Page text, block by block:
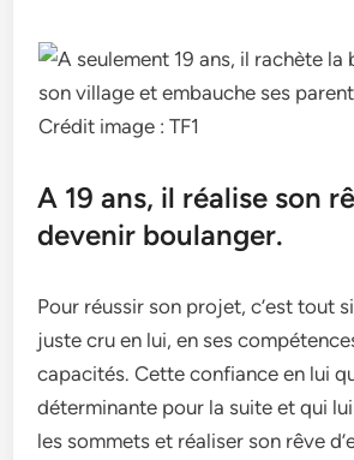
Crédit image : TF1
A 19 ans, il réalise son
devenir boulanger.
Pour réussir son projet, c’est tout
juste cru en lui, en ses
capacités. Cette confiance en lui
déterminante pour la suite et qui
les sommets et réaliser son rêve